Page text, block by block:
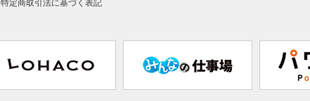
特定商取引法に基づく表記